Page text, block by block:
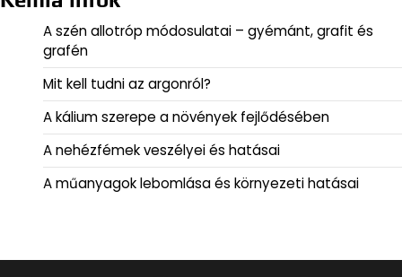
A szén allotróp módosulatai – gyémánt, grafit és
grafén
Mit kell tudni az argonról?
A kálium szerepe a növények fejlődésében
A nehézfémek veszélyei és hatásai
A műanyagok lebomlása és környezeti hatásai